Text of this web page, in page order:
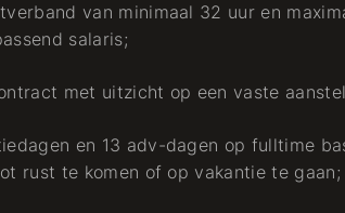
van minimaal 32 uur en
salaris;
met uitzicht op een vaste
en 13 adv-dagen op fulltime
rust te komen of op vakantie te gaan;